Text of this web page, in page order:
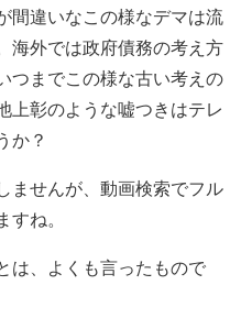
間違いなこの様なデマは流
海外では政府債務の考え方
つまでこの様な古い考えの
上彰のような嘘つきはテレ
か？
ませんが、動画検索でフル
ね。
は、よくも言ったもので